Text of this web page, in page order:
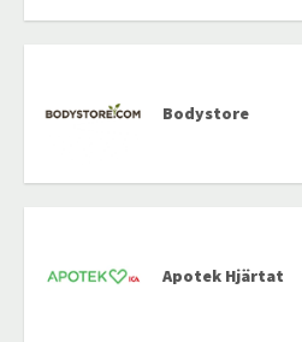
Bodystore
Apotek Hjärtat